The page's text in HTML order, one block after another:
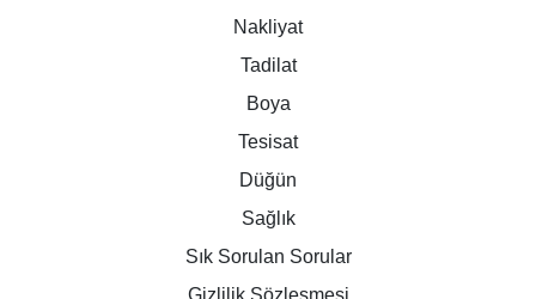
Nakliyat
Tadilat
Boya
Tesisat
Düğün
Sağlık
Sık Sorulan Sorular
Gizlilik Sözleşmesi